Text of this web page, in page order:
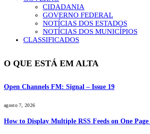
CIDADANIA
GOVERNO FEDERAL
NOTÍCIAS DOS ESTADOS
NOTÍCIAS DOS MUNICÍPIOS
CLASSIFICADOS
O QUE ESTÁ EM ALTA
Open Channels FM: Signal – Issue 19
agosto 7, 2026
How to Display Multiple RSS Feeds on One